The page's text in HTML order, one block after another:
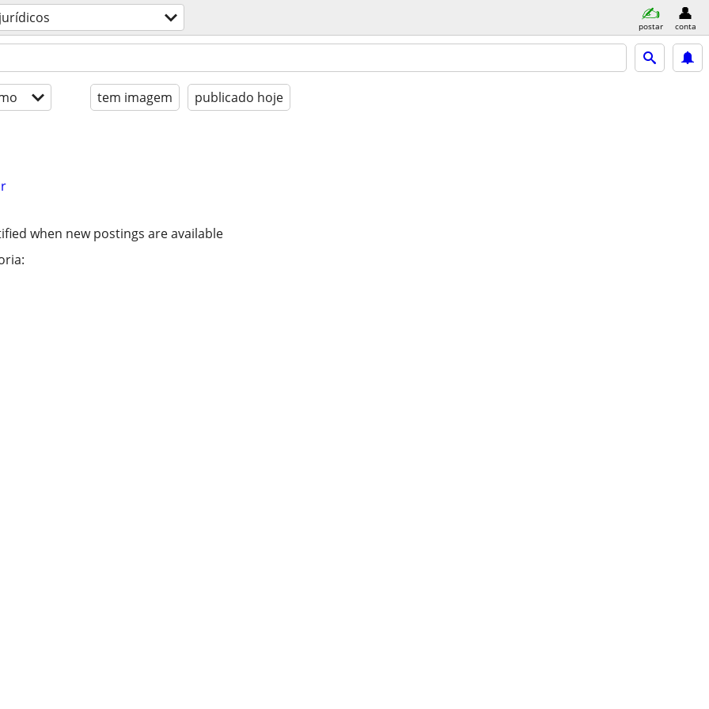
postar conta
tem imagem publicado hoje
when new postings are available